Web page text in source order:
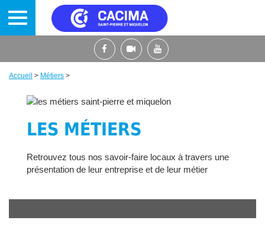
au
Fil
Accueil > Métiers >
LES MÉTIERS
Retrouvez tous nos savoir-faire locaux à travers une
présentation de leur entreprise et de leur métier